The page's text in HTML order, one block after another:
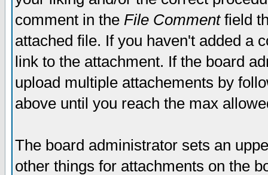
comment in the File Commentfield
attached file. If you haven't added a
link to the attachment. If the board
upload multiple attachements by
above until you reach the max
The board administrator sets an
other things for attachments on the